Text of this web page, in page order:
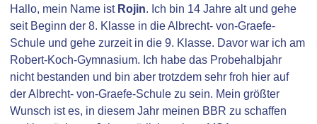
Hallo, mein Name ist Rojin. Ich bin 14 Jahre alt und gehe
seit Beginn der 8. Klasse in die Albrecht- von-Graefe-
Schule und gehe zurzeit in die 9. Klasse. Davor war ich am
Robert-Koch-Gymnasium. Ich habe das Probehalbjahr
nicht bestanden und bin aber trotzdem sehr froh hier auf
der Albrecht- von-Graefe-Schule zu sein. Mein größter
Wunsch ist es, in diesem Jahr meinen BBR zu schaffen